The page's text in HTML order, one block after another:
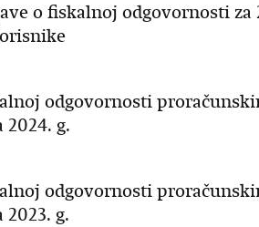
o fiskalnoj odgovornosti za
odgovornosti
g.
odgovornosti
g.